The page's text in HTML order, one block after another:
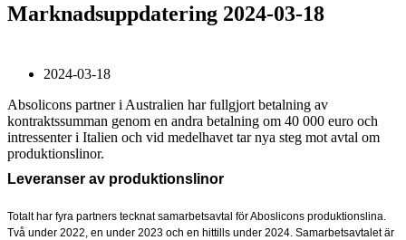
Marknadsuppdatering 2024-03-18
2024-03-18
Absolicons partner i Australien har fullgjort betalning av
kontraktssumman genom en andra betalning om 40 000 euro och
intressenter i Italien och vid medelhavet tar nya steg mot avtal om
produktionslinor.
Leveranser av produktionslinor
Totalt har fyra partners tecknat samarbetsavtal för Aboslicons produktionslina.
Två under 2022, en under 2023 och en hittills under 2024. Samarbetsavtalet är